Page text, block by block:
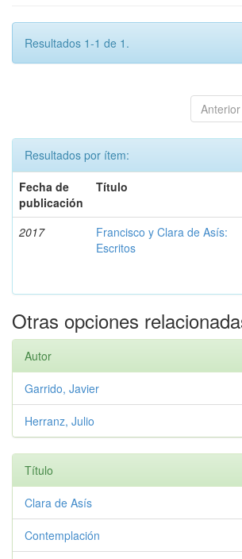
Resultados 1-1 de 1.
Anterior
Resultados por ítem:
Fecha de
publicación
Título
2017
Francisco y Clara de Asís:
Escritos
Otras opciones
Autor
Garrido, Javier
Herranz, Julio
Título
Clara de Asís
Contemplación